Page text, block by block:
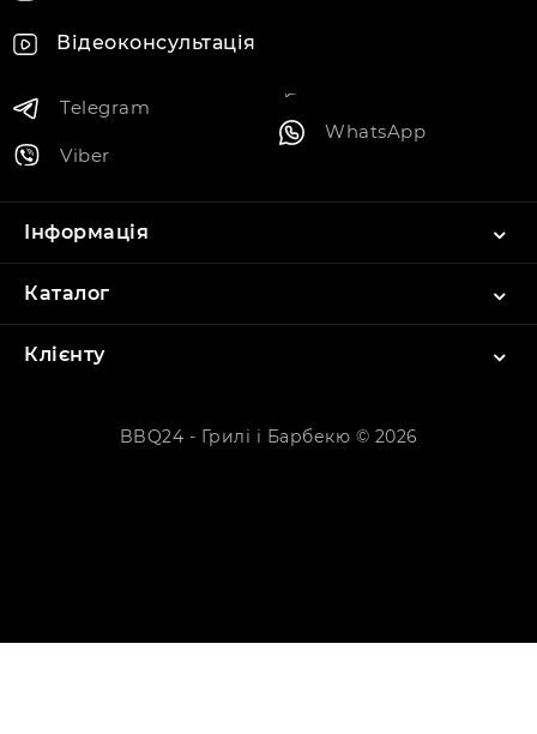
Відеоконсультація
Telegram
Viber
WhatsApp
Інформація
Каталог
Клієнту
BBQ24 - Грилі і Барбекю © 2026